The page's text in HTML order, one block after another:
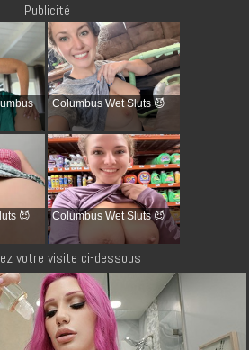
Publicité
Columbus Wet Sluts 😈
😈 Columbus Wet Sluts 😈
votre visite ci-dessous